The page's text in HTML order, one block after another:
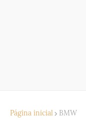
Página inicial BMW